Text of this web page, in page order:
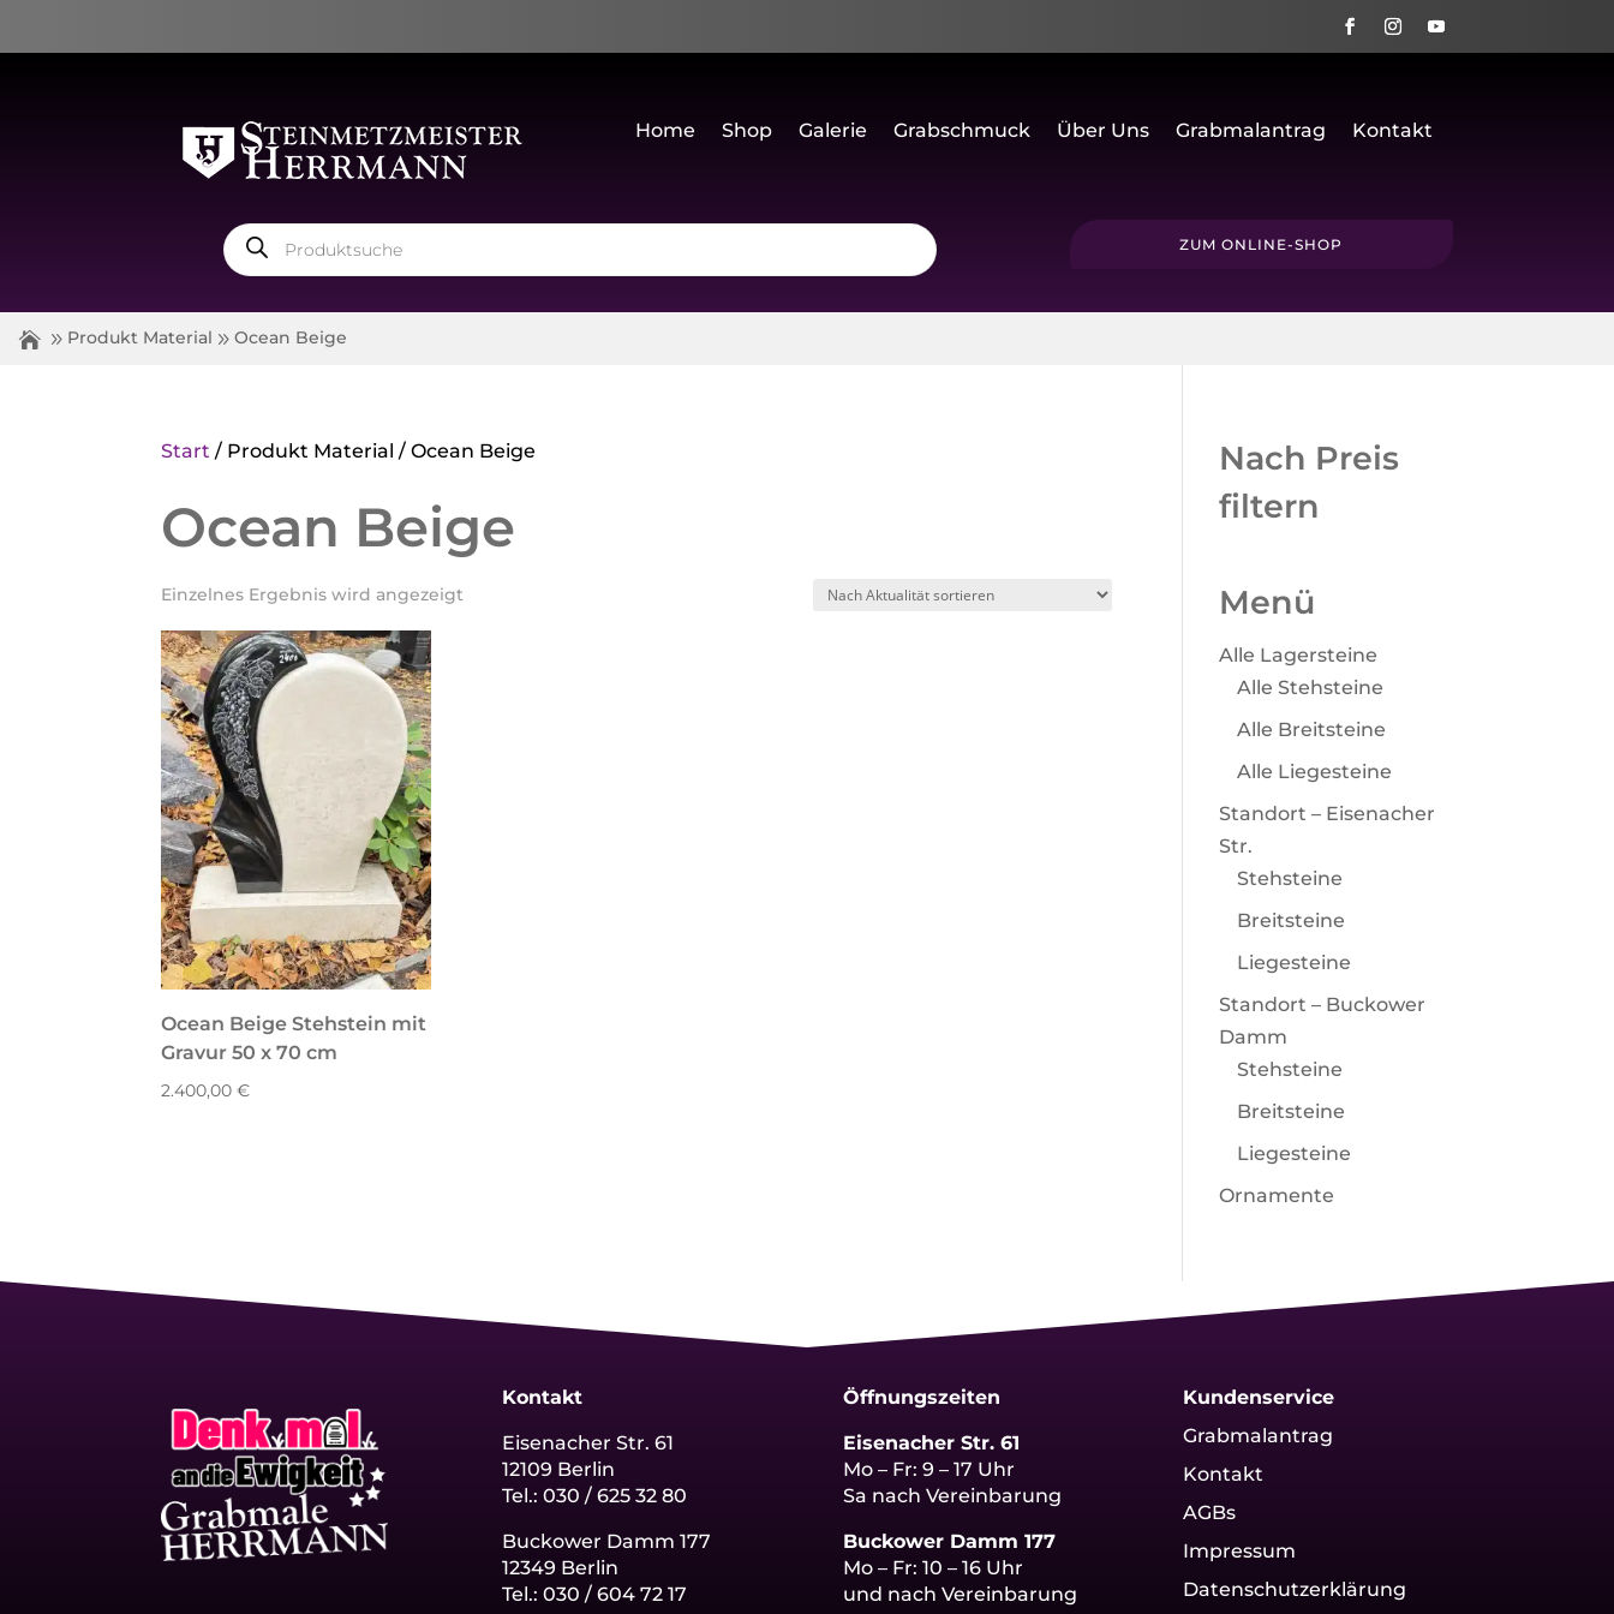
Home Shop Galerie Grabschmuck Über Uns Grabmalantrag Kontakt
Products
search
ZUM ONLINE-SHOP
Produkt Material Ocean Beige
Start / Produkt Material / Ocean Beige
Ocean Beige
Einzelnes Ergebnis wird angezeigt
Ocean Beige Stehstein mit
Gravur 50 x 70 cm
2.400,00€
Nach Preis
filtern
Menü
Alle Lagersteine
Alle Stehsteine
Alle Breitsteine
Alle Liegesteine
Standort – Eisenacher
Str.
Stehsteine
Breitsteine
Liegesteine
Standort – Buckower
Damm
Stehsteine
Breitsteine
Liegesteine
Ornamente
Kontakt
Eisenacher Str. 61
12109 Berlin
Tel.: 030 / 625 32 80
Buckower Damm 177
12349 Berlin
Tel.: 030 / 604 72 17
Öffnungszeiten
Eisenacher Str. 61
Mo – Fr: 9 – 17 Uhr
Sa nach Vereinbarung
Buckower Damm 177
Mo – Fr: 10 – 16 Uhr
und nach Vereinbarung
Kundenservice
Grabmalantrag
Kontakt
AGBs
Impressum
Datenschutzerklärung